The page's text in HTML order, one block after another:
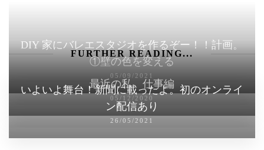
FURTHER READING...
DIY 家にバレエスタジオを作るぞー！！計画。
①壁の色を変える
05/09/2021
最近の私 仕事編
05/12/2020
いよいよ舞台！新聞に載ったよ。初のオンライ
ン配信あり
26/05/2021